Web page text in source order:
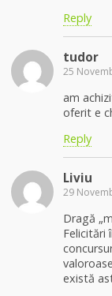
Reply
tudor
25
am
oferit e
Reply
Liviu
29
Dragă
Felicitări
există